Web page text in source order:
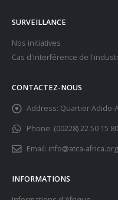
Nos initiatives
Address: Quartier Adido-
Phone:(00228) 22 50 15 80
Email:info@atca-africa.org
INFORMATIONS
Informations d'Afrique